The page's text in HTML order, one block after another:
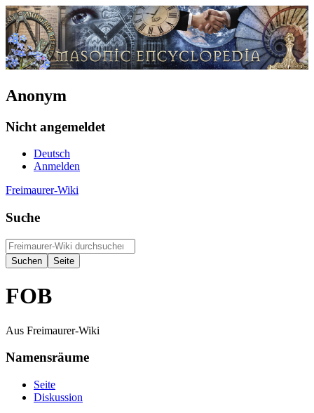
Anonym
Nicht angemeldet
Deutsch
Anmelden
Freimaurer-Wiki
Suche
FOB
Aus Freimaurer-Wiki
Namensräume
Seite
Diskussion